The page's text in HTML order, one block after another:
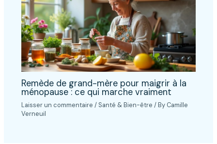
Remède de grand-mère pour maigrir à la
ménopause : ce qui marche vraiment
Laisser un commentaire / Santé & Bien-être / By Camille
Verneuil